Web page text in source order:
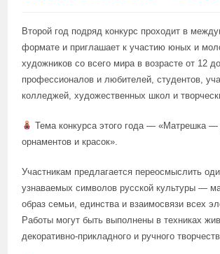
Второй год подряд конкурс проходит в
формате и приглашает к участию юных и
художников со всего мира в возрасте от 12
профессионалов и любителей, студентов,
колледжей, художественных школ и
Тема конкурса этого года — «Матрешка —
орнаментов и красок».
Участникам предлагается переосмыслить
узнаваемых символов русской культуры —
образ семьи, единства и взаимосвязи всех
Работы могут быть выполнены в техниках
декоративно-прикладного и ручного